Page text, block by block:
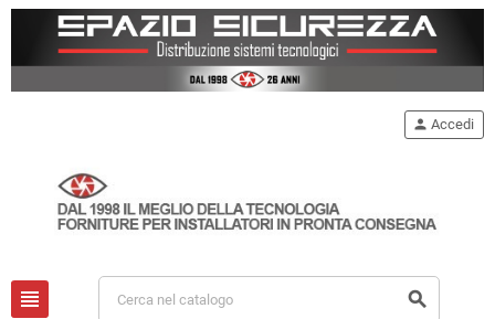
view_headline search
person Accedi